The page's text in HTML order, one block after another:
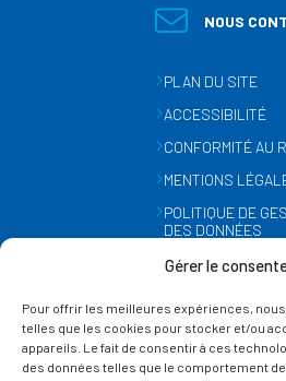
Gérer le
Pour offrir les meilleures expériences,
telles que les cookies pour stocker et/ou
appareils. Le fait de consentir à ces
des données telles que le comportement
NOUS
PLAN DU SITE
ACCESSIBILITÉ
CONFORMITÉ AU
MENTIONS
POLITIQUE DE
DES DONNÉES
GESTION DES